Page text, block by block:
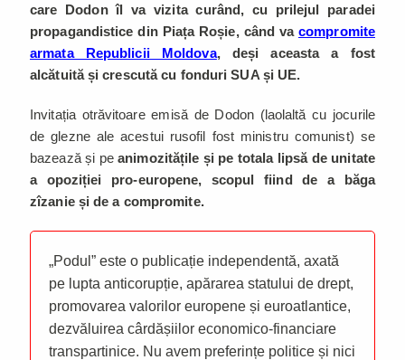
care Dodon îl va vizita curând, cu prilejul paradei
propagandistice din Piața Roșie, când va compromite
armata Republicii Moldova,deși aceasta a fost
alcătuită și crescută cu fonduri SUA și UE.
Invitația otrăvitoare emisă de Dodon (laolaltă cu jocurile
de glezne ale acestui rusofil fost ministru comunist) se
bazează și peanimozitățile și pe totala lipsă de unitate
a opoziției pro-europene, scopul fiind de a băga
zîzanie și de a compromite.
„Podul” este o publicație independentă, axată
pe lupta anticorupție, apărarea statului de drept,
promovarea valorilor europene și euroatlantice,
dezvăluirea cârdășiilor economico-financiare
transpartinice. Nu avem preferințe politice și nici